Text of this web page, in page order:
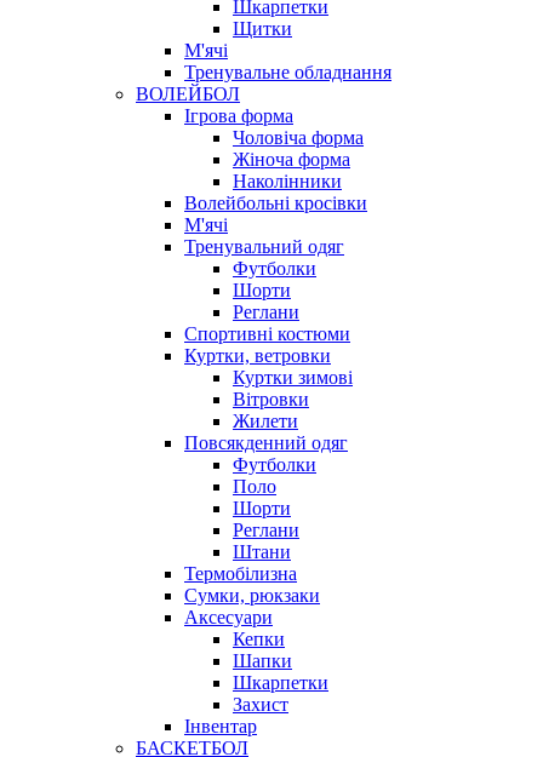
Шкарпетки
Щитки
М'ячі
Тренувальне обладнання
ВОЛЕЙБОЛ
Ігрова форма
Чоловіча форма
Жіноча форма
Наколінники
Волейбольні кросівки
М'ячі
Тренувальний одяг
Футболки
Шорти
Реглани
Спортивні костюми
Куртки, ветровки
Куртки зимові
Вітровки
Жилети
Повсякденний одяг
Футболки
Поло
Шорти
Реглани
Штани
Термобілизна
Сумки, рюкзаки
Аксесуари
Кепки
Шапки
Шкарпетки
Захист
Інвентар
БАСКЕТБОЛ